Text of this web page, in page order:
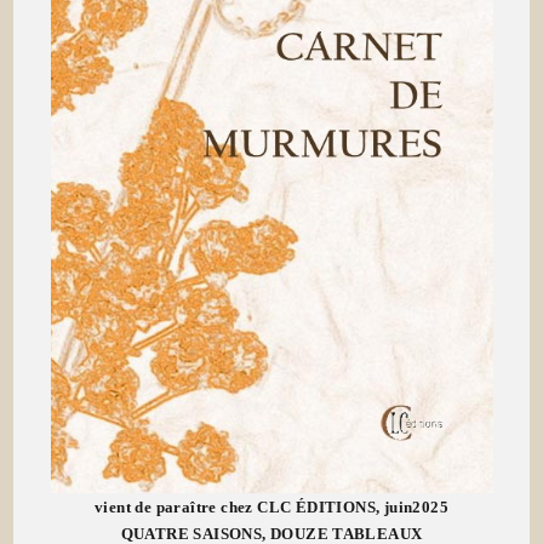
vient de paraître chez CLC ÉDITIONS, juin2025
QUATRE SAISONS, DOUZE TABLEAUX